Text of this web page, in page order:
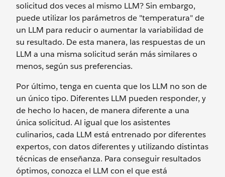
solicitud dos veces al mismo LLM? Sin embargo,
puede utilizar los parámetros de "temperatura" de
un LLM para reducir o aumentar la variabilidad de
su resultado. De esta manera, las respuestas de un
LLM a una misma solicitud serán más similares o
menos, según sus preferencias.
Por último, tenga en cuenta que los LLM no son de
un único tipo. Diferentes LLM pueden responder, y
de hecho lo hacen, de manera diferente a una
única solicitud. Al igual que los asistentes
culinarios, cada LLM está entrenado por diferentes
expertos, con datos diferentes y utilizando distintas
técnicas de enseñanza. Para conseguir resultados
óptimos, conozca el LLM con el que está